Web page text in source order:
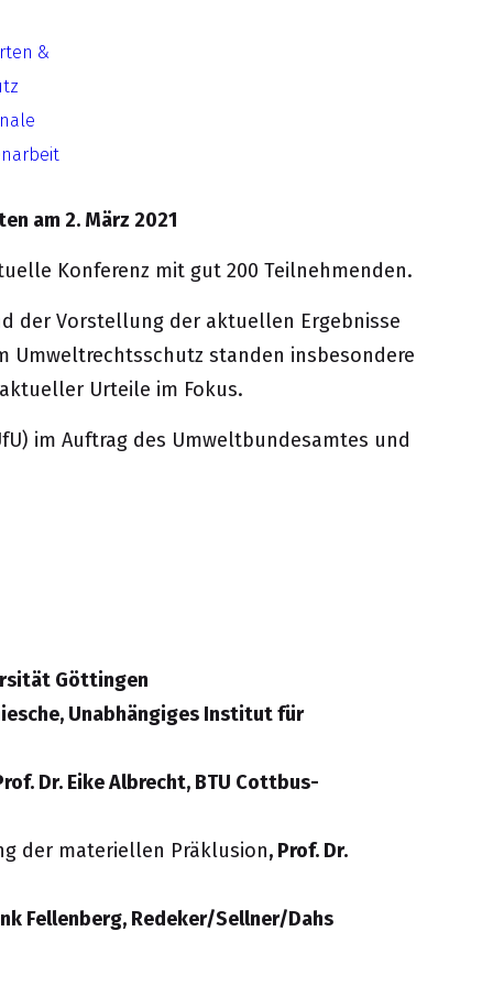
&
an.
am 2. März 2021
Konferenz mit gut 200 Teilnehmenden.
der Vorstellung der aktuellen Ergebnisse
Umweltrechtsschutz standen insbesondere
Urteile im Fokus.
im Auftrag des Umweltbundesamtes und
Göttingen
Unabhängiges Institut für
Dr. Eike Albrecht, BTU Cottbus-
der materiellen Präklusion, Prof. Dr.
Fellenberg, Redeker/Sellner/Dahs